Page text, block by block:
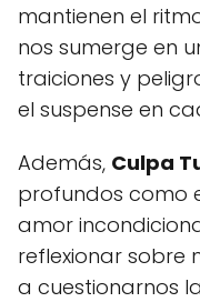
mantienen el
nos sumerge en
traiciones y
el suspense en
Además, Culpa
profundos como
amor
reflexionar sobre
a cuestionarnos